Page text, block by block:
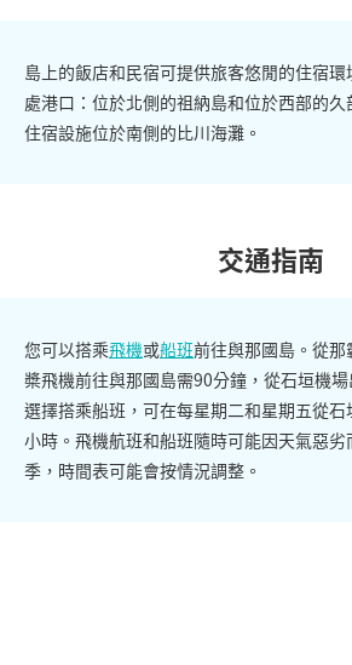
島上的飯店和民宿可提供旅客悠閒的住宿
處港口：位於北側的祖納島和位於西部的
住宿設施位於南側的比川海灘。
交通指南
您可以搭乘飛機或船班前往與那國島。從
槳飛機前往與那國島需90分鐘，從石垣機
選擇搭乘船班，可在每星期二和星期五從
小時。飛機航班和船班隨時可能因天氣惡
季，時間表可能會按情況調整。